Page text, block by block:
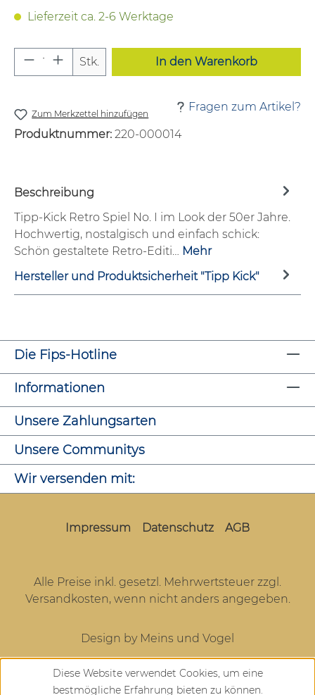
Lieferzeit ca. 2-6 Werktage
Produkt Anzahl: Gib den
Stk. In den Warenkorb
Zum Merkzettel hinzufügen
Fragen zum Artikel?
Produktnummer: 220-000014
Beschreibung
Tipp-Kick Retro Spiel No. I im Look der 50er Jahre.
Hochwertig, nostalgisch und einfach schick:
Schön gestaltete Retro-Editi… Mehr
Hersteller und Produktsicherheit "Tipp Kick"
Die Fips-Hotline
Informationen
Unsere Zahlungsarten
Unsere Communitys
Wir versenden mit:
Impressum Datenschutz AGB
Alle Preise inkl. gesetzl. Mehrwertsteuer zzgl.
Versandkosten, wenn nicht anders angegeben.
Design by Meins und Vogel
Diese Website verwendet Cookies, um eine
bestmögliche Erfahrung bieten zu können.